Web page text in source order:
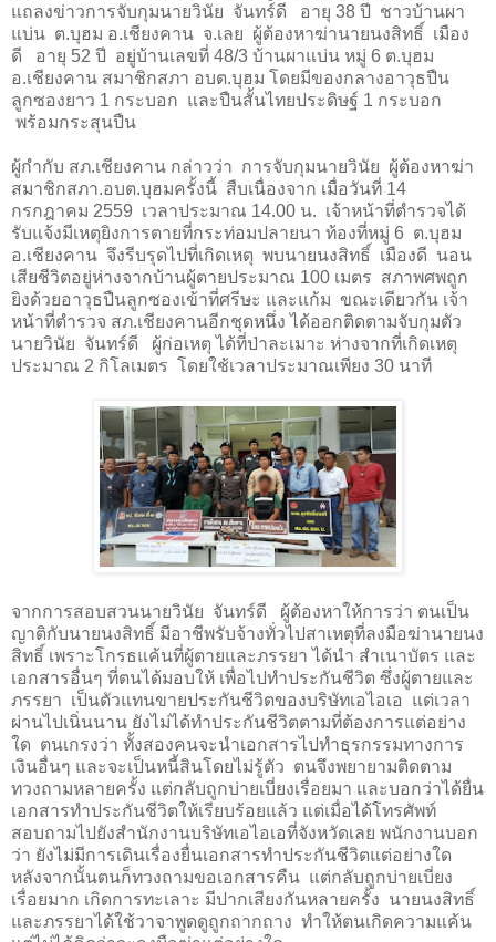
แถลงข่าวการจับกุมนายวินัย จันทร์ดี อายุ 38 ปี ชาวบ้านผา
แบ่น ต.บุฮม อ.เชียงคาน จ.เลย ผู้ต้องหาฆ่านายนงสิทธิ์ เมือง
ดี อายุ 52 ปี อยู่บ้านเลขที่ 48/3 บ้านผาแบ่น หมู่ 6 ต.บุฮม
อ.เชียงคาน สมาชิกสภา อบต.บุฮม โดยมีของกลางอาวุธปืน
ลูกซองยาว 1 กระบอก และปืนสั้นไทยประดิษฐ์ 1 กระบอก
พร้อมกระสุนปืน
ผู้กำกับ สภ.เชียงคาน กล่าวว่า การจับกุมนายวินัย ผู้ต้องหาฆ่า
สมาชิกสภา.อบต.บุฮมครั้งนี้ สืบเนื่องจาก เมื่อวันที่ 14
กรกฎาคม 2559 เวลาประมาณ 14.00 น. เจ้าหน้าที่ตำรวจได้
รับแจ้งมีเหตุยิงการตายที่กระท่อมปลายนา ท้องที่หมู่ 6 ต.บุฮม
อ.เชียงคาน จึงรีบรุดไปที่เกิดเหตุ พบนายนงสิทธิ์ เมืองดี นอน
เสียชีวิตอยู่ห่างจากบ้านผู้ตายประมาณ 100 เมตร สภาพศพถูก
ยิงด้วยอาวุธปืนลูกซองเข้าที่ศรีษะ และแก้ม ขณะเดียวกัน เจ้า
หน้าที่ตำรวจ สภ.เชียงคานอีกชุดหนึ่ง ได้ออกติดตามจับกุมตัว
นายวินัย จันทร์ดี ผู้ก่อเหตุ ได้ที่ป่าละเมาะ ห่างจากที่เกิดเหตุ
ประมาณ 2 กิโลเมตร โดยใช้เวลาประมาณเพียง 30 นาที
จากการสอบสวนนายวินัย จันทร์ดี
ผู้ต้องหาให้การว่า ตนเป็น
ญาติกับนายนงสิทธิ์ มีอาชีพรับจ้างทั่วไปสาเหตุที่ลงมือฆ่านายนง
สิทธิ์ เพราะโกรธแค้นที่ผู้ตายและภรรยา ได้นำ สำเนาบัตร และ
เอกสารอื่นๆ ที่ตนได้มอบให้ เพื่อไปทำประกันชีวิต ซึ่งผู้ตายและ
ภรรยา เป็นตัวแทนขายประกันชีวิตของบริษัทเอไอเอ
แต่เวลา
ผ่านไปเนิ่นนาน ยังไม่ได้ทำประกันชีวิตตามที่ต้องการแต่อย่าง
ใด ตนเกรงว่า ทั้งสองคนจะนำเอกสารไปทำธุรกรรมทางการ
เงินอื่นๆ และจะเป็นหนี้สินโดยไม่รู้ตัว ตนจึงพยายามติดตาม
ทวงถามหลายครั้ง แต่กลับถูกบ่ายเบี่ยงเรื่อยมา และบอกว่าได้ยื่น
เอกสารทำประกันชีวิตให้เรียบร้อยแล้ว แต่เมื่อได้โทรศัพท์
สอบถามไปยังสำนักงานบริษัทเอไอเอที่จังหวัดเลย พนักงานบอก
ว่า ยังไม่มีการเดินเรื่องยื่นเอกสารทำประกันชีวิตแต่อย่างใด
หลังจากนั้นตนก็ทวงถามขอเอกสารคืน แต่กลับถูกบ่ายเบี่ยง
เรื่อยมาก เกิดการทะเลาะ มีปากเสียงกันหลายครั้ง นายนงสิทธิ์
และภรรยาได้ใช้วาจาพูดดูถูกถากถาง ทำให้ตนเกิดความแค้น